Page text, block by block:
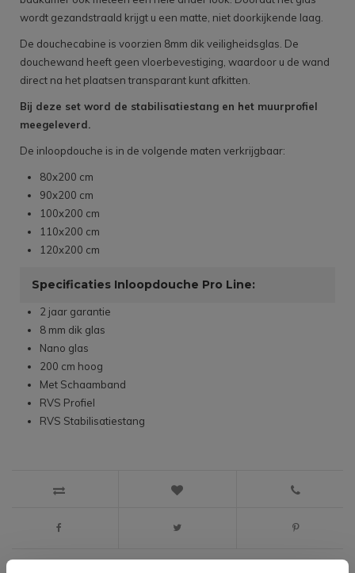
wordt gezandstraald krijgt u een matte, niet doorkijkende laag.
De douchecabine is voorzien 8mm dik veiligheidsglas. De
douchewand heeft geen vloerbevestiging, waardoor u de wand
direct na het plaatsen transparant kunt afkitten.
Bij deze set word de stabilisatiestang en het muurprofiel
meegeleverd.
De inloopdouche is in de volgende maten verkrijgbaar:
80x200 cm
90x200 cm
100x200 cm
110x200 cm
120x200 cm
Specificaties Inloopdouche Pro Line:
2 jaar garantie
8 mm dik glas
Nano glas
200 cm hoog
Met Schaamband
RVS Profiel
RVS Stabilisatiestang